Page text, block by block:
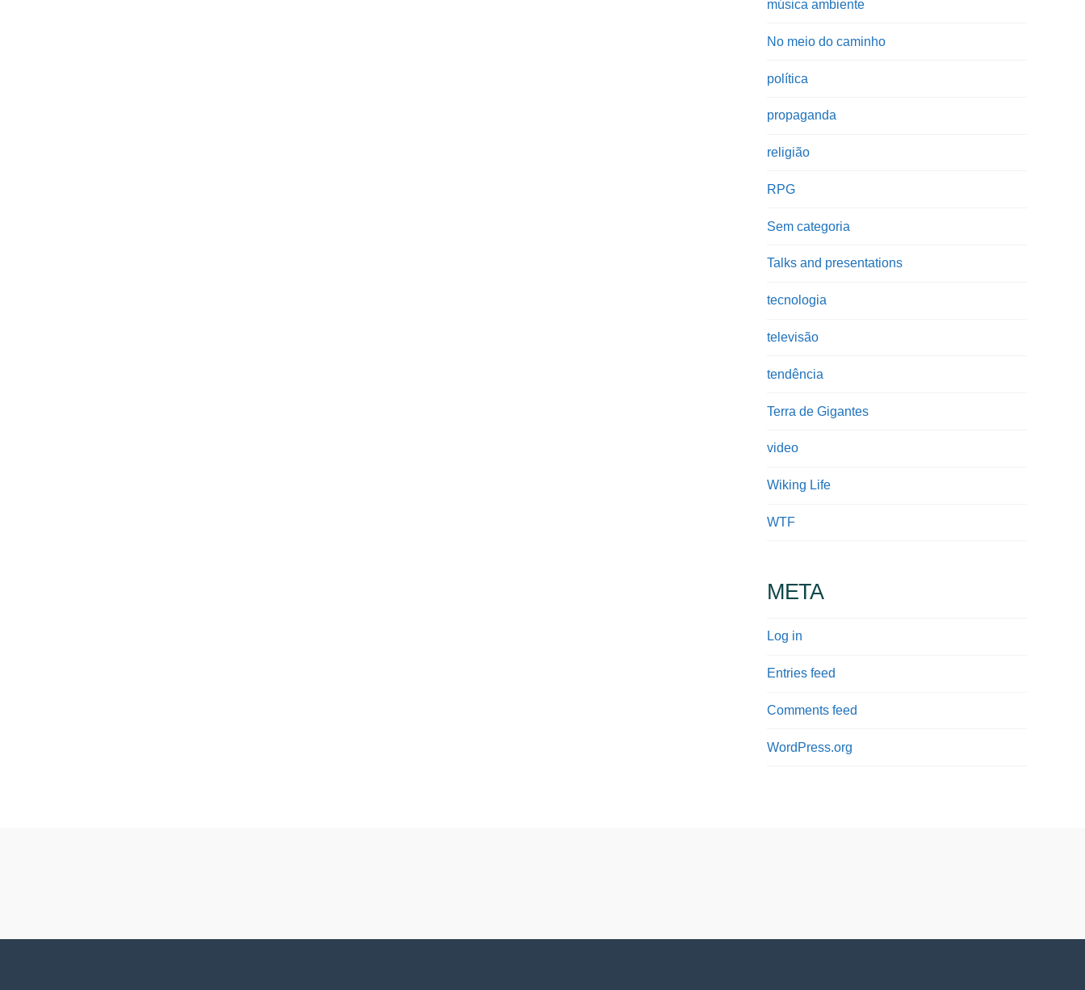
música ambiente
No meio do caminho
política
propaganda
religião
RPG
Sem categoria
Talks and presentations
tecnologia
televisão
tendência
Terra de Gigantes
video
Wiking Life
WTF
META
Log in
Entries feed
Comments feed
WordPress.org